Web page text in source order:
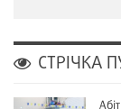
СТРІЧКА